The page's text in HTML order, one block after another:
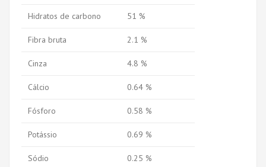
Hidratos de carbono 51 %
Fibra bruta 2.1 %
Cinza 4.8 %
Cálcio 0.64 %
Fósforo 0.58 %
Potássio 0.69 %
Sódio 0.25 %